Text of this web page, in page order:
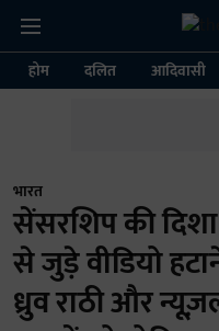
होम दलित आदिवासी
भारत
सेंसरशिप की
से जुड़े वीडियो
ध्रुव राठी और